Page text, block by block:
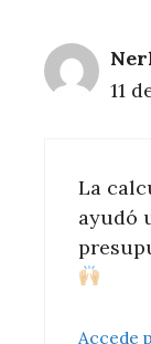
11
La
ayudó
Accede